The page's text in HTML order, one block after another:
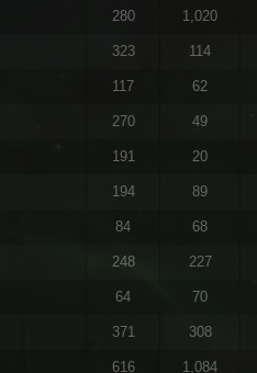
280 1,020
323 114
117 62
270 49
191 20
194 89
84 68
248 227
64 70
371 308
616 1,084